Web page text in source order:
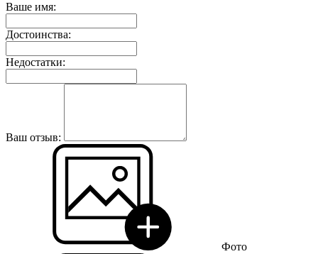
Ваше имя:
Достоинства:
Недостатки:
Ваш отзыв:
Фото